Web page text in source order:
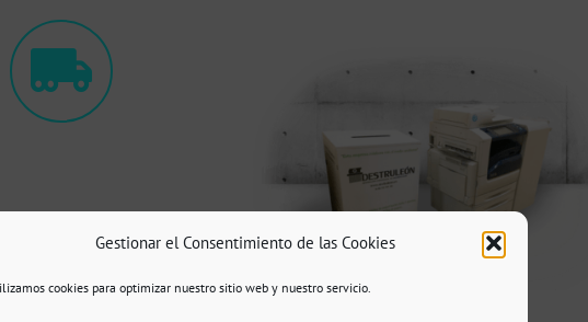
Gestionar el Consentimiento de las Cookies
cookies para optimizar nuestro sitio web y nuestro servicio.
EN TU NEGOCIO,
QUE NO PUEDES TIRAR
CONTENEDOR AZUL